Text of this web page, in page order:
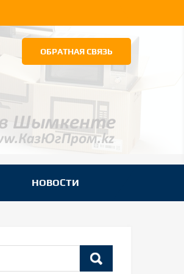
ОБРАТНАЯ СВЯЗЬ
НОВОСТИ